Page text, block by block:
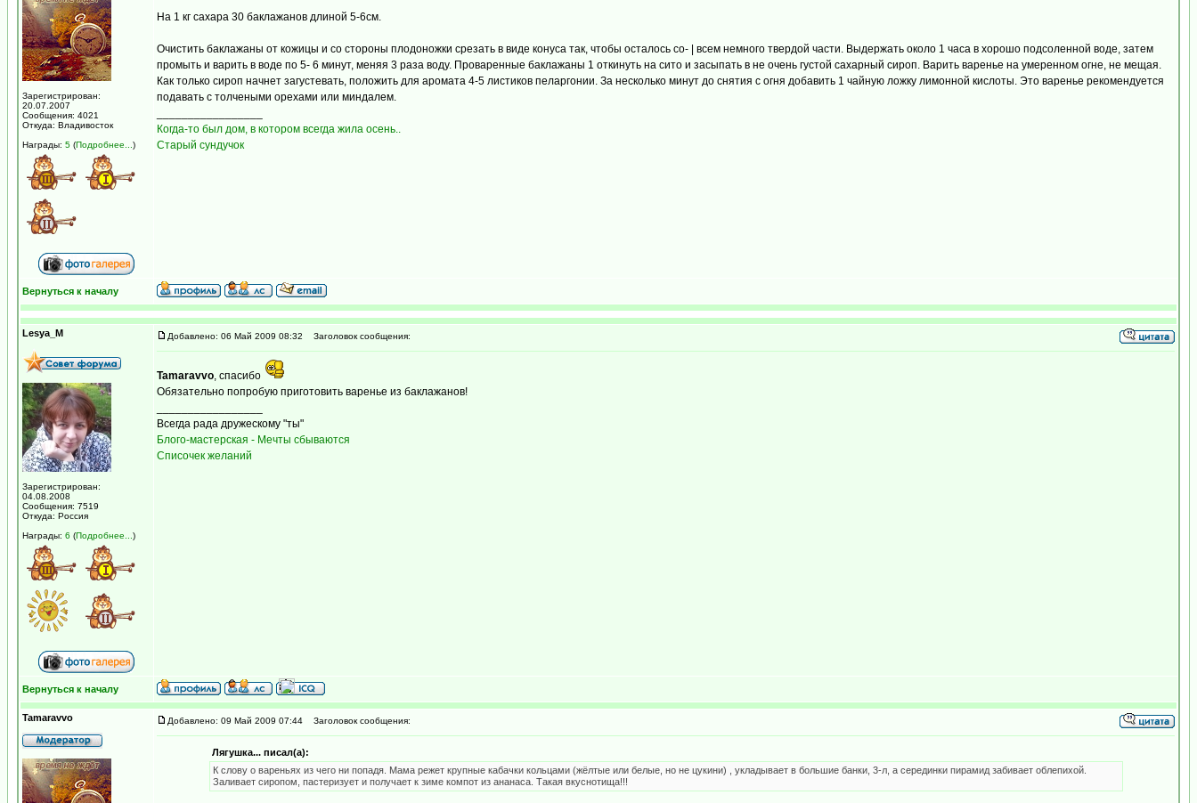
Зарегистрирован:
20.07.2007
Сообщения: 4021
Откуда: Владивосток
Награды: 5 (Подробнее... )
На 1 кг сахара 30 баклажанов длиной 5-6см.
Очистить баклажаны от кожицы и со стороны плодоножки срезать в виде конуса так, чтобы осталось со- | всем немного твердой части. Выдержать около 1 часа в хорошо подсоленной воде, затем
промыть и варить в воде по 5- 6 минут, меняя 3 раза воду. Проваренные баклажаны 1 откинуть на сито и засыпать в не очень густой сахарный сироп. Варить варенье на умеренном огне, не мещая.
Как только сироп начнет загустевать, положить для аромата 4-5 листиков пеларгонии. За несколько минут до снятия с огня добавить 1 чайную ложку лимонной кислоты. Это варенье рекомендуется
подавать с толчеными орехами или миндалем.
Когда-то был дом, в котором всегда жила осень..
Старый сундучок
Вернуться к началу
Lesya_M
Зарегистрирован:
04.08.2008
Сообщения: 7519
Откуда: Россия
Награды: 6 (Подробнее... )
Добавлено: 06 Май 2009 08:32 Заголовок сообщения:
Tamaravvo, спасибо
Обязательно попробую приготовить варенье из баклажанов!
Всегда рада дружескому "ты"
Блого-мастерская - Мечты сбываются
Списочек желаний
Вернуться к началу
Tamaravvo Добавлено: 09 Май 2009 07:44 Заголовок сообщения:
Лягушка... писал(а):
К слову о вареньях из чего ни попадя. Мама режет крупные кабачки кольцами (жёлтые или белые, но не цукини) , укладывает в большие банки, 3-л, а серединки пирамид забивает облепихой.
Заливает сиропом, пастеризует и получает к зиме компот из ананаса. Такая вкуснотища!!!